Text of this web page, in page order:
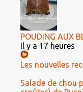
POUDING AUX
Il y a 17 heures
Les nouvelles
Salade de chou